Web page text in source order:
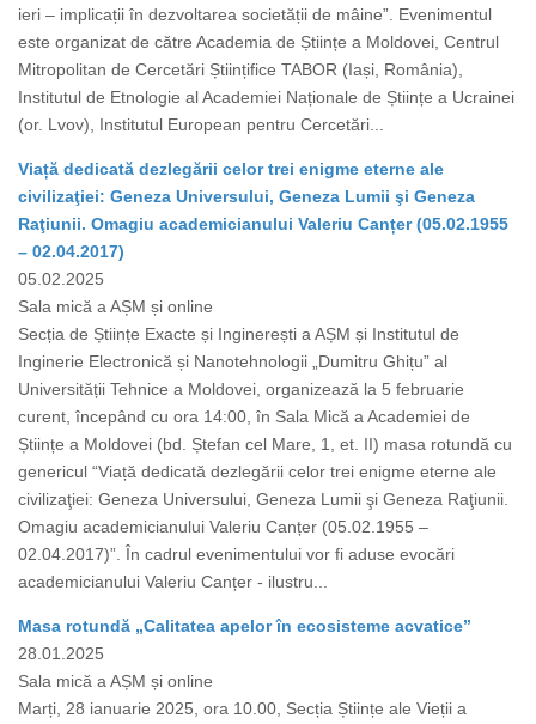
ieri – implicații în dezvoltarea societății de mâine”. Evenimentul
este organizat de către Academia de Științe a Moldovei, Centrul
Mitropolitan de Cercetări Științifice TABOR (Iași, România),
Institutul de Etnologie al Academiei Naționale de Științe a Ucrainei
(or. Lvov), Institutul European pentru Cercetări...
Viață dedicată dezlegării celor trei enigme eterne ale
civilizaţiei: Geneza Universului, Geneza Lumii şi Geneza
Raţiunii. Omagiu academicianului Valeriu Canțer (05.02.1955
– 02.04.2017)
05.02.2025
Sala mică a AȘM și online
Secția de Științe Exacte și Inginerești a AȘM și Institutul de
Inginerie Electronică și Nanotehnologii „Dumitru Ghițu” al
Universității Tehnice a Moldovei, organizează la 5 februarie
curent, începând cu ora 14:00, în Sala Mică a Academiei de
Științe a Moldovei (bd. Ștefan cel Mare, 1, et. II) masa rotundă cu
genericul “Viață dedicată dezlegării celor trei enigme eterne ale
civilizaţiei: Geneza Universului, Geneza Lumii şi Geneza Raţiunii.
Omagiu academicianului Valeriu Canțer (05.02.1955 –
02.04.2017)”. În cadrul evenimentului vor fi aduse evocări
academicianului Valeriu Canțer - ilustru...
Masa rotundă „Calitatea apelor în ecosisteme acvatice”
28.01.2025
Sala mică a AȘM și online
Marți, 28 ianuarie 2025, ora 10.00, Secția Științe ale Vieții a